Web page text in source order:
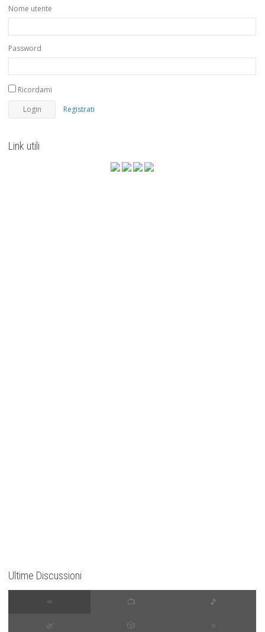
Nome utente
Password
Ricordami
Registrati
Link utili
Ultime Discussioni
∞ 📺 🎵
🌿 🎲 ⭐️